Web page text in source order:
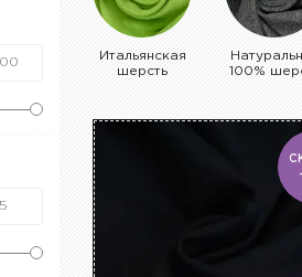
Итальянская
шерсть
100%